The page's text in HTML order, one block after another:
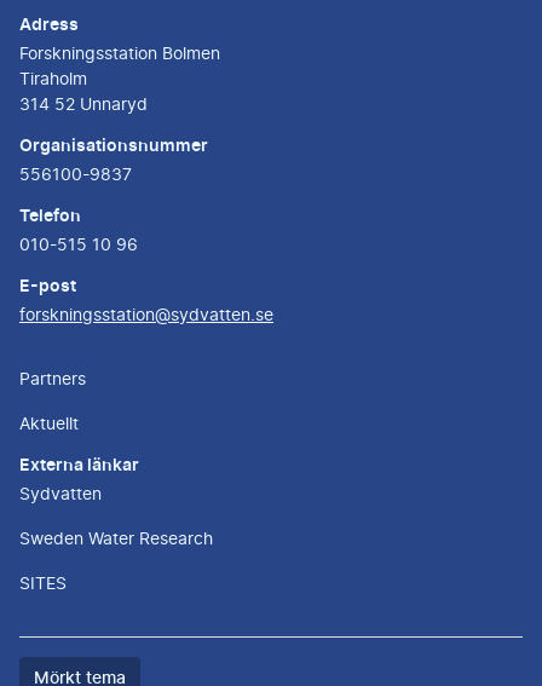
Adress
Forskningsstation Bolmen
Tiraholm
314 52 Unnaryd
Organisationsnummer
556100-9837
Telefon
010-515 10 96
E-post
forskningsstation@sydvatten.se
Partners
Aktuellt
Externa länkar
Sydvatten
Sweden Water Research
SITES
Mörkt tema